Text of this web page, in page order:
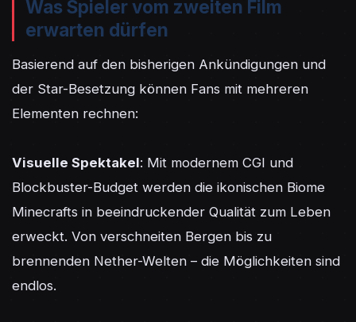
Was Spieler vom zweiten Film
erwarten dürfen
Basierend auf den bisherigen Ankündigungen und
der Star-Besetzung können Fans mit mehreren
Elementen rechnen:
Visuelle Spektakel: Mit modernem CGI und
Blockbuster-Budget werden die ikonischen Biome
Minecrafts in beeindruckender Qualität zum Leben
erweckt. Von verschneiten Bergen bis zu
brennenden Nether-Welten – die Möglichkeiten sind
endlos.